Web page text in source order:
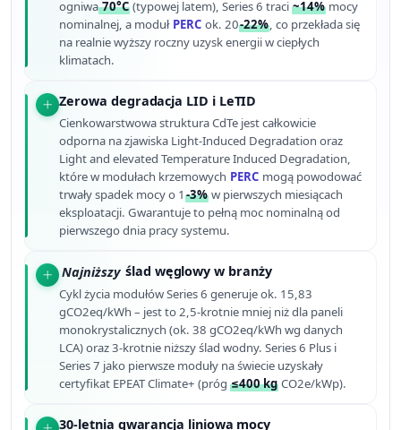
ogniwa70°C (typowej latem), Series 6 traci~14% mocy
nominalnej, a moduł PERC ok. 20-22%, co przekłada się
na realnie wyższy roczny uzysk energii w ciepłych
klimatach.
Zerowa degradacja LID i LeTID
Cienkowarstwowa struktura CdTe jest całkowicie
odporna na zjawiska Light-Induced Degradation oraz
Light and elevated Temperature Induced Degradation,
które w modułach krzemowych PERC mogą powodować
trwały spadek mocy o 1-3% w pierwszych miesiącach
eksploatacji. Gwarantuje to pełną moc nominalną od
pierwszego dnia pracy systemu.
Najniższy ślad węglowy w branży
Cykl życia modułów Series 6 generuje ok. 15,83
gCO2eq/kWh – jest to 2,5-krotnie mniej niż dla paneli
monokrystalicznych (ok. 38 gCO2eq/kWh wg danych
LCA) oraz 3-krotnie niższy ślad wodny. Series 6 Plus i
Series 7 jako pierwsze moduły na świecie uzyskały
certyfikat EPEAT Climate+ (próg≤400 kg CO2e/kWp).
30-letnia gwarancja liniowa mocy